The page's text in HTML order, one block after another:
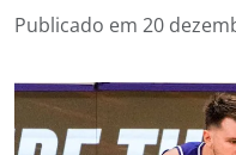
Publicado em 20